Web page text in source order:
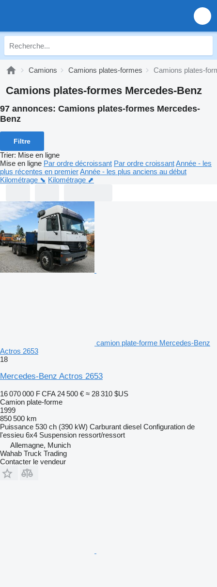
Camions Camions plates-formes Camions plates-
Camions plates-formes Mercedes-Benz
97 annonces: Camions plates-formes Mercedes-
Benz
Filtre
Trier: Mise en ligne
Mise en ligne Par ordre décroissant Par ordre croissantAnnée - les
plus récentes en premierAnnée - les plus anciens au début
Kilométrage ⬊ Kilométrage ⬈
camion plate-forme Mercedes-Benz
Actros 2653
18
Mercedes-Benz Actros 2653
16 070 000 F CFA 24 500 € ≈ 28 310 $US
Camion plate-forme
1999
850 500 km
Puissance 530 ch (390 kW) Carburant diesel Configuration de
l'essieu 6x4 Suspension ressort/ressort
Allemagne, Munich
Wahab Truck Trading
Contacter le vendeur